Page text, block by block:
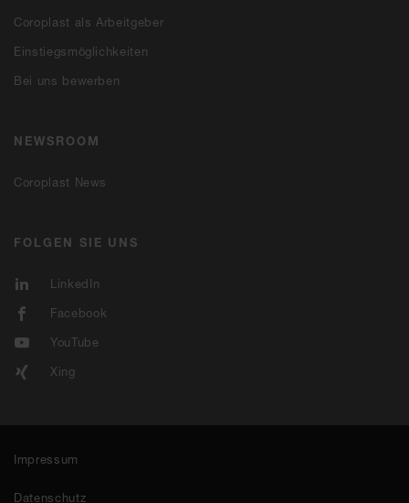
Coroplast als Arbeitgeber
Einstiegsmöglichkeiten
Bei uns bewerben
NEWSROOM
Coroplast News
FOLGEN SIE UNS
LinkedIn
Facebook
YouTube
Xing
Impressum
Datenschutz